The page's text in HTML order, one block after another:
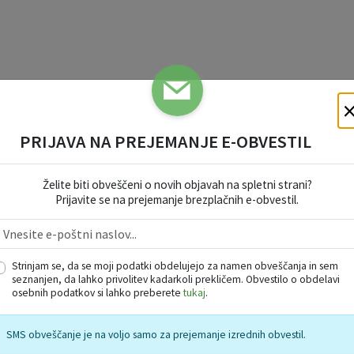
okrepčila, potujoče servisne delavnice in druga
kolesarjev.
medaljo in praktično darilo,prejel bo malico in sodeloval v
potekalo na zaključni prireditvi med 14. in 15. uro. Nagrade
in najštevilčnejša skupina.
na Korinj. Upoštevali bomoStravaodsek »Mali Korinj Climb«.
×
PRIJAVA NA PREJEMANJE E-OBVESTIL
Želite biti obveščeni o novih objavah na spletni strani?
Prijavite se na prejemanje brezplačnih e-obvestil.
Strinjam se, da se moji podatki obdelujejo za namen obveščanja in sem
seznanjen, da lahko privolitev kadarkoli prekličem. Obvestilo o obdelavi
osebnih podatkov si lahko preberetetukaj.
SMS obveščanje je na voljo samo za prejemanje izrednih obvestil.